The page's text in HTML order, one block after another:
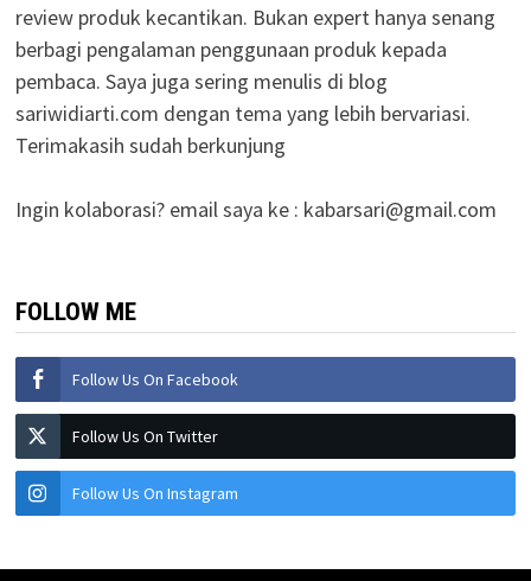
review produk kecantikan. Bukan expert hanya senang
berbagi pengalaman penggunaan produk kepada
pembaca. Saya juga sering menulis di blog
sariwidiarti.com dengan tema yang lebih bervariasi.
Terimakasih sudah berkunjung
Ingin kolaborasi? email saya ke : kabarsari@gmail.com
FOLLOW ME
Follow Us On Facebook
Follow Us On Twitter
Follow Us On Instagram